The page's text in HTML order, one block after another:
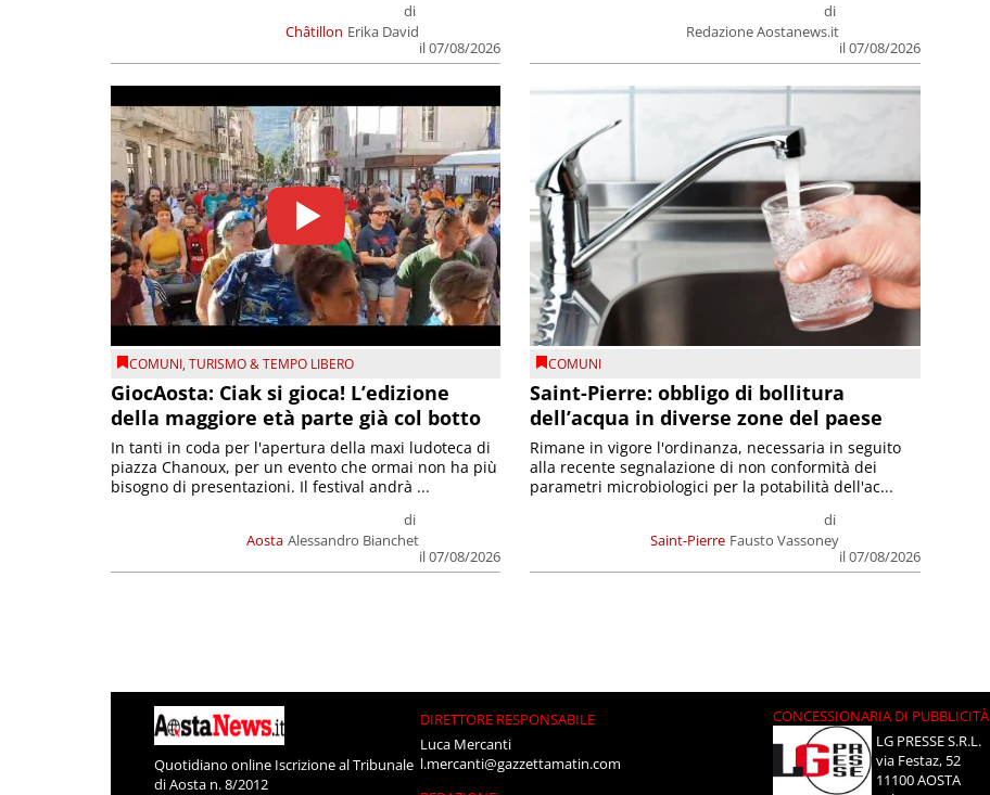
Châtillon
di
Erika David
il 07/08/2026
di
Redazione Aostanews.it
il 07/08/2026
COMUNI,TURISMO & TEMPO LIBERO
GiocAosta: Ciak si gioca! L’edizione
della maggiore età parte già col botto
Aosta
di
Alessandro Bianchet
il 07/08/2026
In tanti in coda per l'apertura della maxi ludoteca di
piazza Chanoux, per un evento che ormai non ha più
bisogno di presentazioni. Il festival andrà ...
COMUNI
Saint-Pierre: obbligo di bollitura
dell’acqua in diverse zone del paese
Saint-Pierre
di
Fausto Vassoney
il 07/08/2026
Rimane in vigore l'ordinanza, necessaria in seguito
alla recente segnalazione di non conformità dei
parametri microbiologici per la potabilità dell'ac...
Quotidiano online Iscrizione al Tribunale
di Aosta n. 8/2012
DIRETTORE RESPONSABILE
Luca Mercanti
l.mercanti@gazzettamatin.com
CONCESSIONARIA DI PUBBLICITÀ
LG PRESSE S.R.L.
via Festaz, 52
11100 AOSTA